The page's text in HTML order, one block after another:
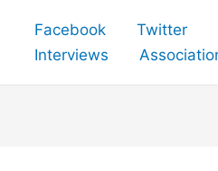
Facebook Twitter
Interviews